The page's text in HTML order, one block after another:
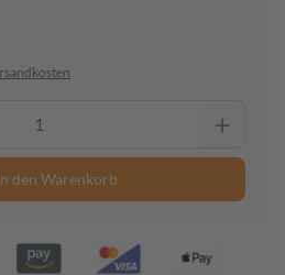
den Warenkorb